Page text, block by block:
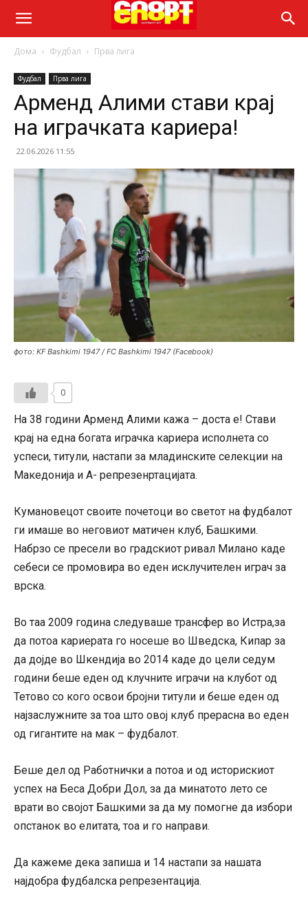
Дома Фудбал Прва лига
Фудбал Прва лига
Арменд Алими стави крај
на играчката кариера!
22.06.2026 11:55
фото: KF Bashkimi 1947 / FC Bashkimi 1947 (Facebook)
0
На 38 години Арменд Алими кажа – доста е! Стави
крај на една богата играчка кариера исполнета со
успеси, титули, настапи за младинските селекции на
Македонија и А- репрезенртацијата.
Кумановецот своите почетоци во светот на фудбалот
ги имаше во неговиот матичен клуб, Башкими.
Набрзо се пресели во градскиот ривал Милано каде
себеси се промовира во еден исклучителен играч за
врска.
Во таа 2009 година следуваше трансфер во Истра,за
да потоа кариерата го носеше во Шведска, Кипар за
да дојде во Шкендија во 2014 каде до цели седум
години беше еден од клучните играчи на клубот од
Тетово со кого освои бројни титули и беше еден од
најзаслужните за тоа што овој клуб прерасна во еден
од гигантите на мак – фудбалот.
Беше дел од Работнички а потоа и од историскиот
успех на Беса Добри Дол, за да минатото лето се
врати во својот Башкими за да му помогне да избори
опстанок во елитата, тоа и го направи.
Да кажеме дека запиша и 14 настапи за нашата
најдобра фудбалска репрезентација.